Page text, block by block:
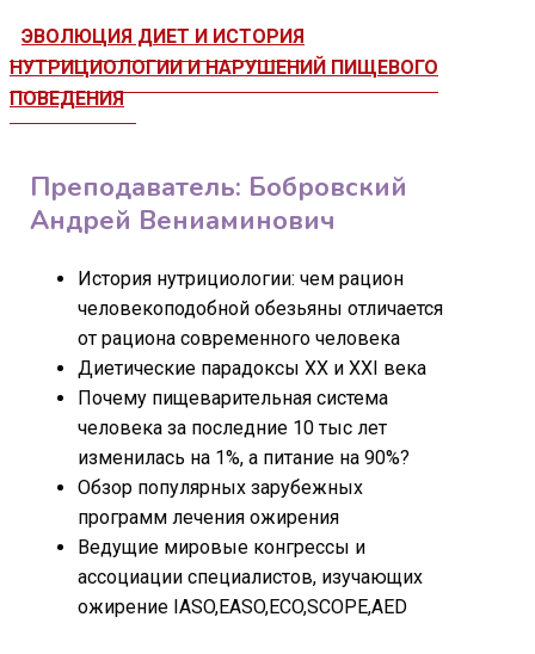
ЭВОЛЮЦИЯ ДИЕТ И ИСТОРИЯ
НУТРИЦИОЛОГИИ И НАРУШЕНИЙ ПИЩЕВОГО
ПОВЕДЕНИЯ
Преподаватель: Бобровский
Андрей Вениаминович
История нутрициологии: чем рацион
человекоподобной обезьяны отличается
от рациона современного человека
Диетические парадоксы XX и XXI века
Почему пищеварительная система
человека за последние 10 тыс лет
изменилась на 1%, а питание на 90%?
Обзор популярных зарубежных
программ лечения ожирения
Ведущие мировые конгрессы и
ассоциации специалистов, изучающих
ожирение IASO,EASO,ECO,SCOPE,AED